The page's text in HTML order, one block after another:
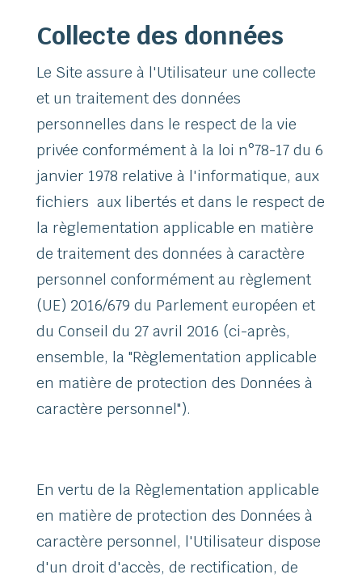
Collecte des données
Le Site assure à l'Utilisateur une collecte
et un traitement des données
personnelles dans le respect de la vie
privée conformément à la loi n°78-17 du 6
janvier 1978 relative à l'informatique, aux
fichiers aux libertés et dans le respect de
la règlementation applicable en matière
de traitement des données à caractère
personnel conformément au règlement
(UE) 2016/679 du Parlement européen et
du Conseil du 27 avril 2016 (ci-après,
ensemble, la "Règlementation applicable
en matière de protection des Données à
caractère personnel").
En vertu de la Règlementation applicable
en matière de protection des Données à
caractère personnel, l'Utilisateur dispose
d'un droit d'accès, de rectification, de